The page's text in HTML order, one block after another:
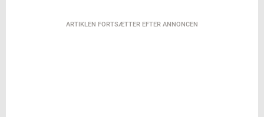
ARTIKLEN FORTSÆTTER EFTER ANNONCEN